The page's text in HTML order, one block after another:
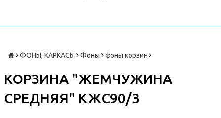
ФОНЫ, КАРКАСЫ Фоны фоны корзин
КОРЗИНА "ЖЕМЧУЖИНА
СРЕДНЯЯ" КЖС90/3